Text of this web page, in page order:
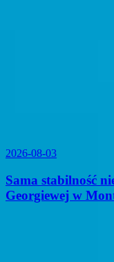
2026-08-03
Sama stabilność
Georgiewej w